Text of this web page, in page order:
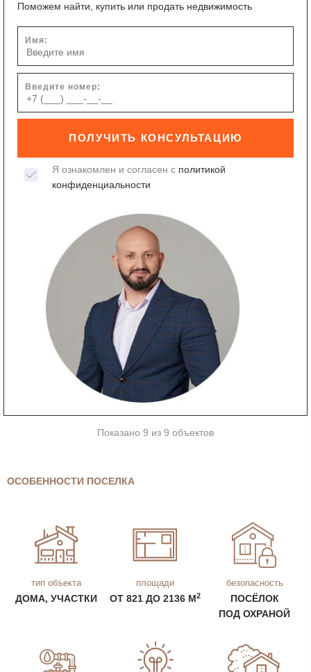
Поможем найти, купить или продать недвижимость
Имя:
Введите номер:
ПОЛУЧИТЬ КОНСУЛЬТАЦИЮ
Я ознакомлен и согласен с политикой
конфиденциальности
Показано 9 из 9 объектов
ОСОБЕННОСТИ ПОСЕЛКА
тип объекта
ДОМА, УЧАСТКИ
площади
ОТ 821 ДО 2136 М2
безопасность
ПОСЁЛОК
ПОД ОХРАНОЙ